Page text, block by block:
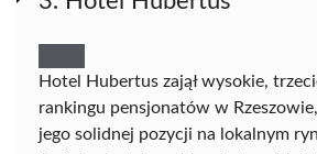
Hotel Hubertus zajął wysokie,
rankingu pensjonatów w
jego solidnej pozycji na lokalnym